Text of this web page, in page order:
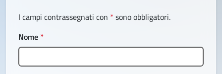
I campi contrassegnati con * sono obbligatori.
Nome *